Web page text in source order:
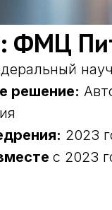
ФМЦ
решение:
2023
с 2023